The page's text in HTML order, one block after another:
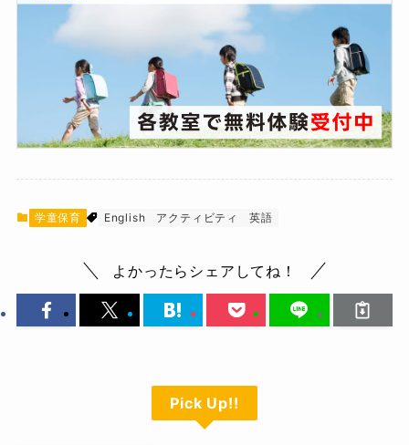
学童保育 English アクティビティ 英語
よかったらシェアしてね！
Pick Up!!